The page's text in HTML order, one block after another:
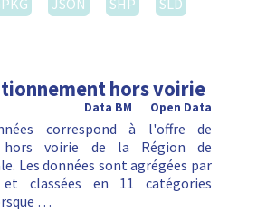
JSON SHP
SLD
hors voirie
Open Data
Data BM
correspond à l'offre de
hors voirie de la Région de
Les données sont agrégées par
classées en 11 catégories
…